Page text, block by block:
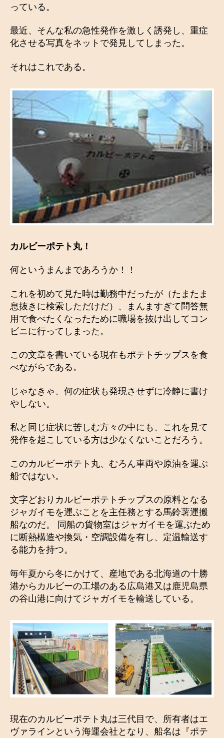
っている。
最近、そんな私の急性発作を激しく誘発し、重症
化させる写真をネットで発見してしまった。
それはこれである。
カルビーポテト丸！
何というまんまであろうか！！
これを初めて見た時は勤務中だったが（たまたま
息抜きに検索しただけだ）、まんますぎて問答無
用で食べたくなったために職場を抜け出してコン
ビニに行ってしまった。
この文章を書いている現在もポテトチップスを食
べながらである。
じゃなきゃ、何の症状も発現させずに冷静に書け
やしない。
私と同じ症状に苦しむ方々の中にも、これを見て
発作を起こしている方は少なくないことだろう。
このカルビーポテト丸、むろん車両や原油を運ぶ
船ではない。
文字どおりカルビーポテトチップスの原料となる
ジャガイモを運ぶことを主任務とする馬鈴薯運搬
船なのだ。 同船の貨物室はジャガイモを運ぶため
に断熱構造や換気・空調設備を有し、定温輸送す
る能力を持つ。
毎年夏から冬にかけて、産地である北海道の十勝
港からカルビーの工場のある広島港又は鹿児島県
の谷山港に向けてジャガイモを輸送している。
現在のカルビーポテト丸は三代目で、所有者はエ
ヴァラインという海運会社となり、船名は『ポテ